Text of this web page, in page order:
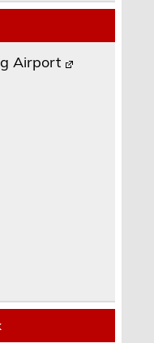
Airport